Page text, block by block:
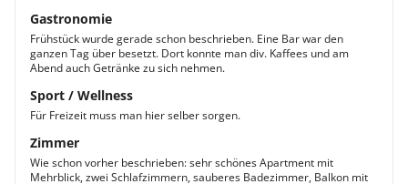
Gastronomie
Frühstück wurde gerade schon beschrieben. Eine Bar war den
ganzen Tag über besetzt. Dort konnte man div. Kaffees und am
Abend auch Getränke zu sich nehmen.
Sport / Wellness
Für Freizeit muss man hier selber sorgen.
Zimmer
Wie schon vorher beschrieben: sehr schönes Apartment mit
Mehrblick, zwei Schlafzimmern, sauberes Badezimmer, Balkon mit